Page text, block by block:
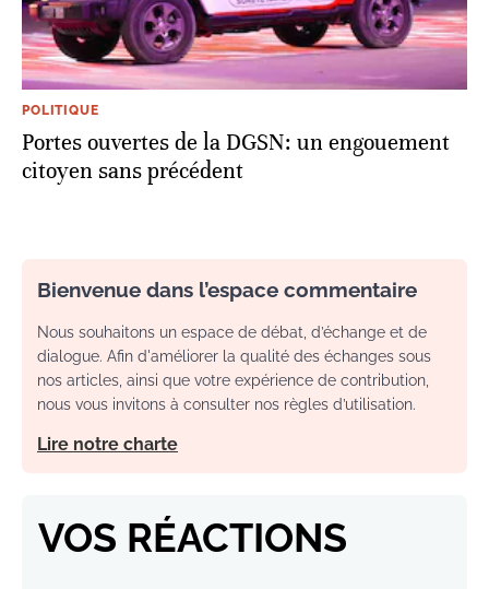
POLITIQUE
Portes ouvertes de la DGSN: un engouement
citoyen sans précédent
Bienvenue dans l’espace commentaire
Nous souhaitons un espace de débat, d’échange et de
dialogue. Afin d'améliorer la qualité des échanges sous
nos articles, ainsi que votre expérience de contribution,
nous vous invitons à consulter nos règles d’utilisation.
Lire notre charte
VOS RÉACTIONS